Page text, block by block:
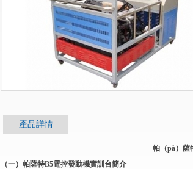
產品詳情
帕（pà）薩
（一）帕薩特B5電控發動機實訓台簡介